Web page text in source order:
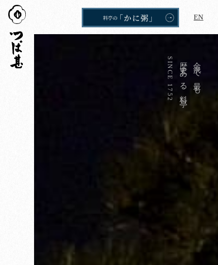
EN
つば
甚
金沢で最も
歴史ある料亭
SINCE 1752